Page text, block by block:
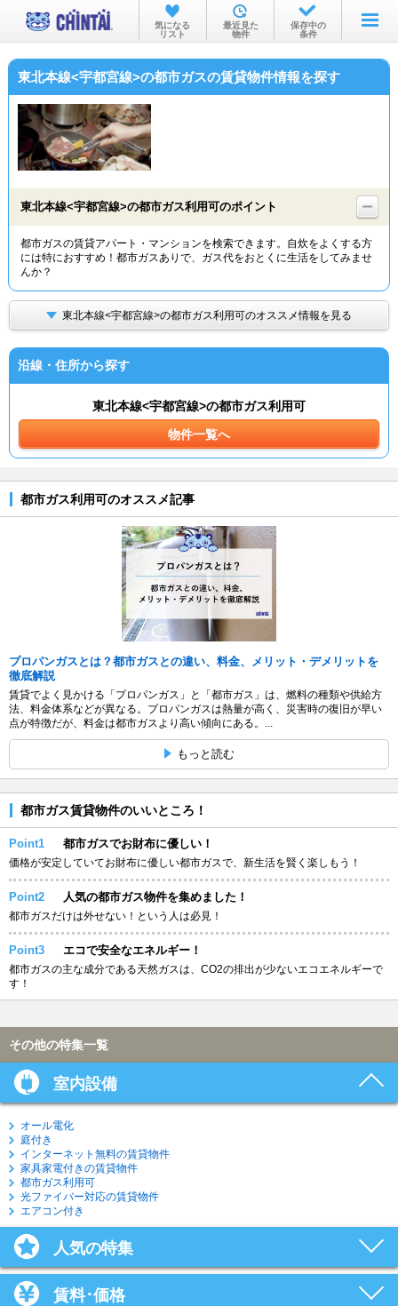
お部屋を探す
沿線・駅から
物件特集から
TOP
気になる
リスト
最近見た
物件
保存中の
条件
東北本線<宇都宮線>の都市ガスの賃貸物件情報を探す
東北本線<宇都宮線>の都市ガス利用可のポイント
都市ガスの賃貸アパート・マンションを検索できます。自炊をよくする方
には特におすすめ！都市ガスありで、ガス代をおとくに生活をしてみませ
んか？
東北本線<宇都宮線>の都市ガス利用可のオススメ情報を見る
沿線・住所から探す
東北本線<宇都宮線>の都市ガス利用可
物件一覧へ
都市ガス利用可のオススメ記事
プロパンガスとは？都市ガスとの違い、料金、メリット・デメリットを
徹底解説
賃貸でよく見かける「プロパンガス」と「都市ガス」は、燃料の種類や供給方
法、料金体系などが異なる。プロパンガスは熱量が高く、災害時の復旧が早い
点が特徴だが、料金は都市ガスより高い傾向にある。...
もっと読む
都市ガス賃貸物件のいいところ！
Point1 都市ガスでお財布に優しい！
価格が安定していてお財布に優しい都市ガスで、新生活を賢く楽しもう！
Point2 人気の都市ガス物件を集めました！
都市ガスだけは外せない！という人は必見！
Point3 エコで安全なエネルギー！
都市ガスの主な成分である天然ガスは、CO2の排出が少ないエコエネルギーで
す！
その他の特集一覧
室内設備
オール電化
庭付き
インターネット無料の賃貸物件
家具家電付きの賃貸物件
都市ガス利用可
光ファイバー対応の賃貸物件
エアコン付き
人気の特集
賃料･価格